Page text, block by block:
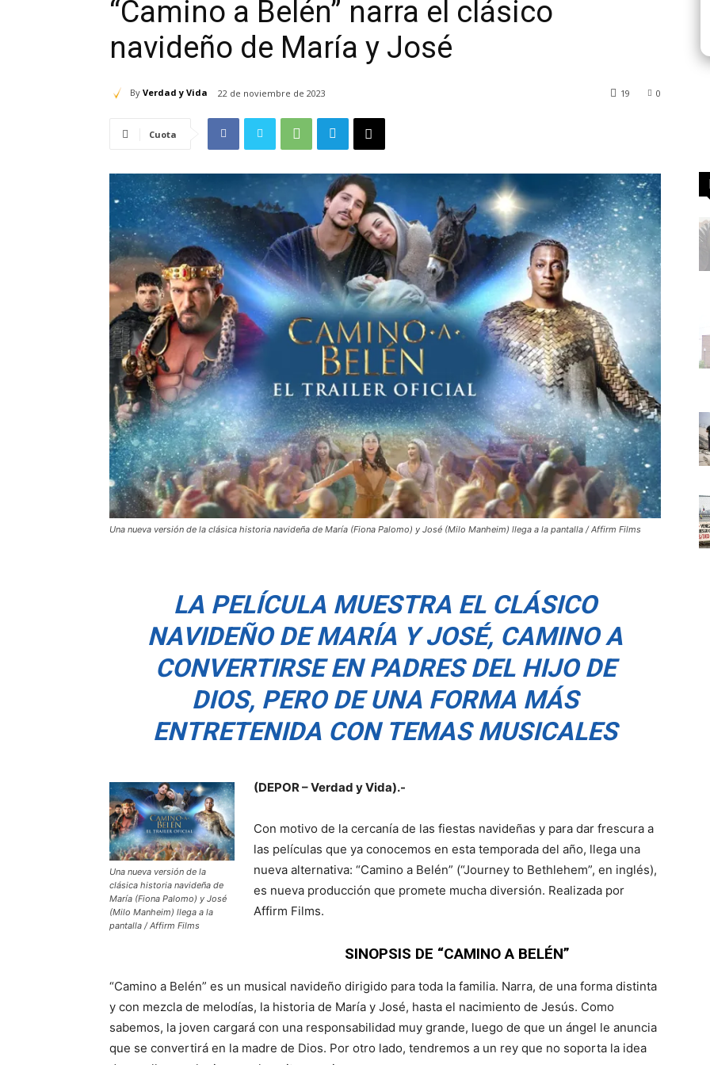
“Camino a Belén” narra el clásico
navideño de María y José
By Verdad y Vida 22 de noviembre de 2023 0
19
Cuota
Una nueva versión de la clásica historia navideña de María (Fiona Palomo) y José (Milo Manheim) llega a la pantalla / Affirm Films
LA PELÍCULA MUESTRA EL CLÁSICO
NAVIDEÑO DE MARÍA Y JOSÉ, CAMINO A
CONVERTIRSE EN PADRES DEL HIJO DE
DIOS, PERO DE UNA FORMA MÁS
ENTRETENIDA CON TEMAS MUSICALES
Una nueva versión de la
clásica historia navideña de
María (Fiona Palomo) y José
(Milo Manheim) llega a la
pantalla / Affirm Films
(DEPOR – Verdad y Vida).-
Con motivo de la cercanía de las fiestas navideñas y para dar frescura a
las películas que ya conocemos en esta temporada del año, llega una
nueva alternativa: “Camino a Belén” (“Journey to Bethlehem”, en inglés),
es nueva producción que promete mucha diversión. Realizada por
Affirm Films.
SINOPSIS DE “CAMINO A BELÉN”
“Camino a Belén” es un musical navideño dirigido para toda la familia. Narra, de una forma distinta
y con mezcla de melodías, la historia de María y José, hasta el nacimiento de Jesús. Como
sabemos, la joven cargará con una responsabilidad muy grande, luego de que un ángel le anuncia
que se convertirá en la madre de Dios. Por otro lado, tendremos a un rey que no soporta la idea